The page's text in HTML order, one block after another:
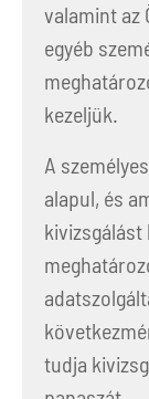
valamint az
egyéb
kezeljük.
A
alapul, és
kivizsgálást
tudja